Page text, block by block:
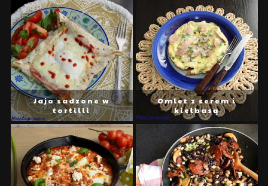
Jajo sadzone w
tortilli
Omlet z serem i
kiełbasą